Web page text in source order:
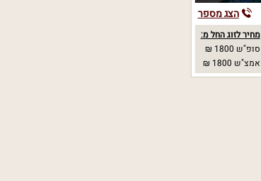
הצג מספר
מחיר לזוג החל מ:
סופ"ש 1800 ₪
אמצ"ש 1800 ₪